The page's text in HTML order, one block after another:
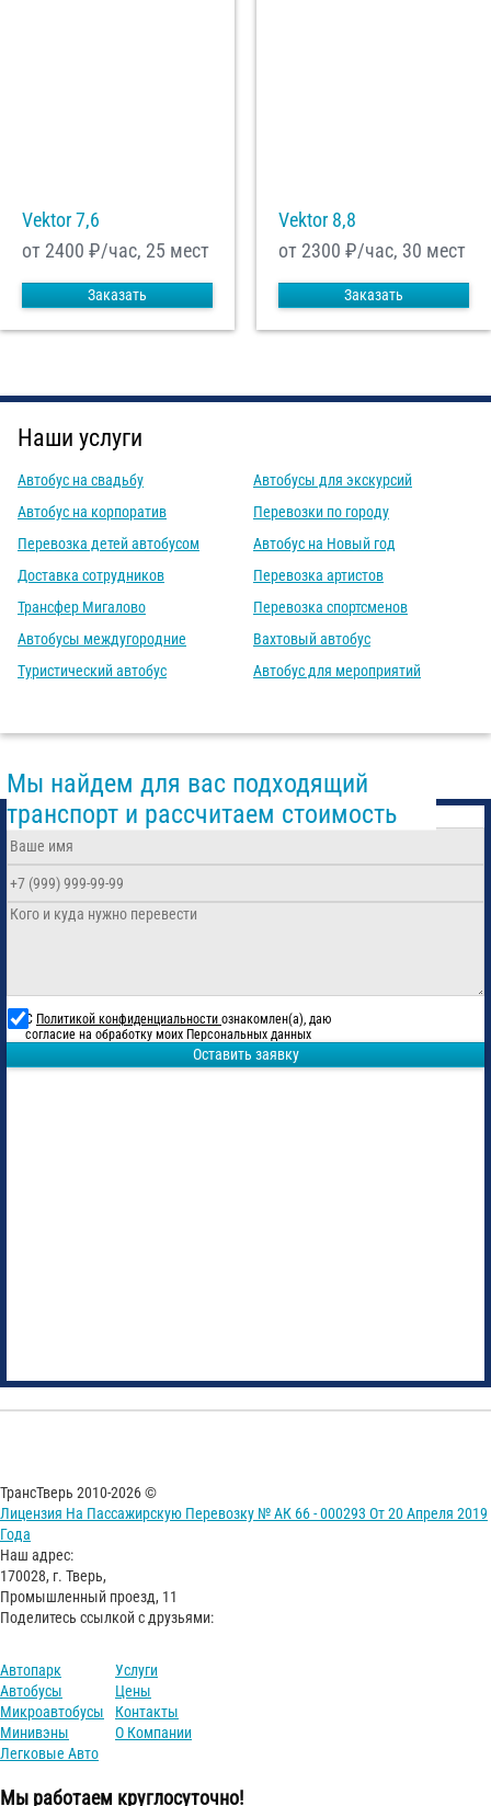
Vektor 7,6
от 2400 ₽/час, 25 мест
Заказать
Vektor 8,8
от 2300 ₽/час, 30 мест
Заказать
Наши услуги
Автобус на свадьбу
Автобус на корпоратив
Перевозка детей автобусом
Доставка сотрудников
Трансфер Мигалово
Автобусы междугородние
Туристический автобус
Автобусы для экскурсий
Перевозки по городу
Автобус на Новый год
Перевозка артистов
Перевозка спортсменов
Вахтовый автобус
Автобус для мероприятий
Мы найдем для вас подходящий
транспорт и рассчитаем стоимость
С Политикой конфиденциальности ознакомлен(а), даю
согласие на обработку моих Персональных данных
Оставить заявку
ТрансТверь 2010-2026 ©
Лицензия На Пассажирскую Перевозку № АК 66 - 000293 От 20 Апреля 2019
Года
Наш адрес:
170028, г. Тверь,
Промышленный проезд, 11
Поделитесь ссылкой с друзьями:
Автопарк
Автобусы
Микроавтобусы
Минивэны
Легковые Авто
Услуги
Цены
Контакты
О Компании
Мы работаем круглосуточно!